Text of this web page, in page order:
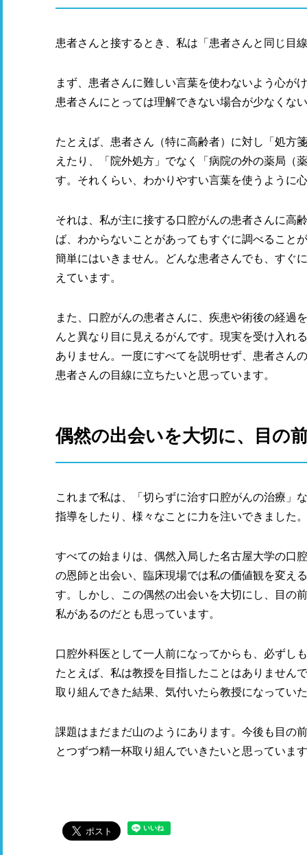
患者さんと接するとき、私は「患者さんと同じ目
まず、患者さんに難しい言葉を使わないよう心が
患者さんにとっては理解できない場合が少なくな
たとえば、患者さん（特に高齢者）に対し「処方
えたり、「院外処方」でなく「病院の外の薬局（
す。それくらい、わかりやすい言葉を使うように
それは、私が主に接する口腔がんの患者さんに高
ば、わからないことがあってもすぐに調べること
簡単にはいきません。どんな患者さんでも、すぐ
えています。
また、口腔がんの患者さんに、疾患や術後の経過
んと異なり目に見えるがんです。現実を受け入れ
ありません。一度にすべてを説明せず、患者さん
患者さんの目線に立ちたいと思っています。
偶然の出会いを大切に、目の
これまで私は、「切らずに治す口腔がんの治療」
指導をしたり、様々なことに力を注いできました。
すべての始まりは、偶然入局した名古屋大学の口
の恩師と出会い、臨床現場では私の価値観を変え
す。しかし、この偶然の出会いを大切にし、目の
私があるのだとも思っています。
口腔外科医として一人前になってからも、必ずし
たとえば、私は教授を目指したことはありません
取り組んできた結果、気付いたら教授になってい
課題はまだまだ山のようにあります。今後も目の
とつずつ精一杯取り組んでいきたいと思っていま